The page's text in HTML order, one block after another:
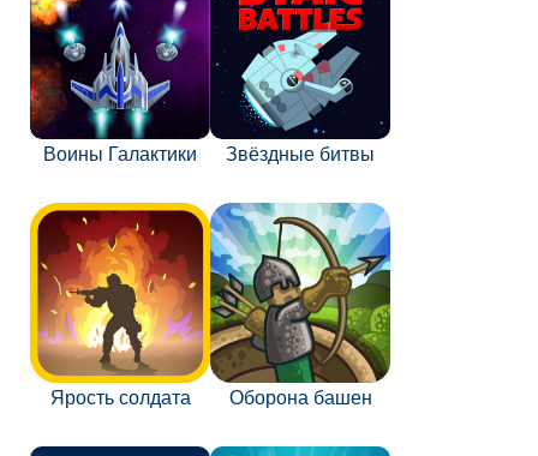
Воины Галактики Звёздные битвы
Ярость солдата Оборона башен